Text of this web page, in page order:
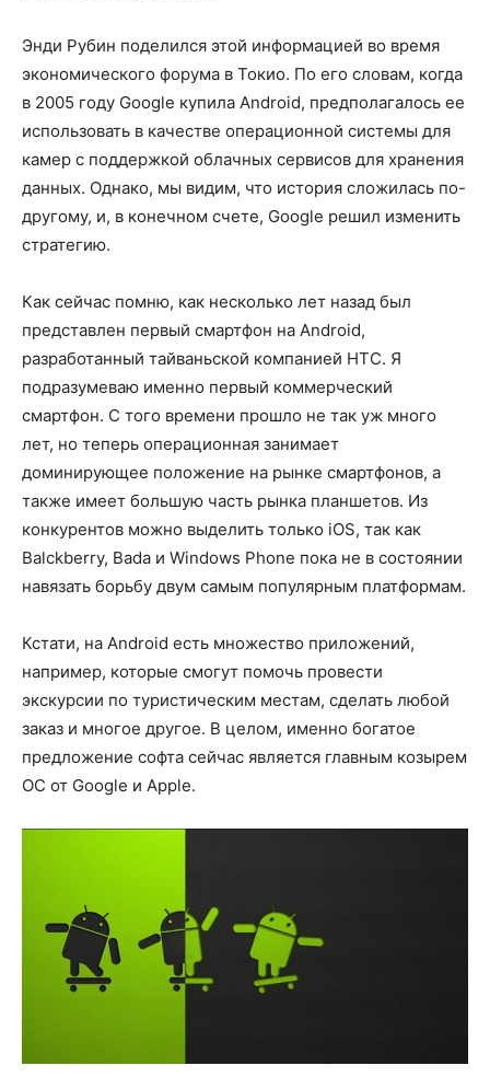
Энди Рубин поделился этой информацией во время
экономического форума в Токио. По его словам, когда
в 2005 году Google купила Android, предполагалось ее
использовать в качестве операционной системы для
камер с поддержкой облачных сервисов для хранения
данных. Однако, мы видим, что история сложилась по-
другому, и, в конечном счете, Google решил изменить
стратегию.
Как сейчас помню, как несколько лет назад был
представлен первый смартфон на Android,
разработанный тайваньской компанией HTC. Я
подразумеваю именно первый коммерческий
смартфон. С того времени прошло не так уж много
лет, но теперь операционная занимает
доминирующее положение на рынке смартфонов, а
также имеет большую часть рынка планшетов. Из
конкурентов можно выделить только iOS, так как
Balckberry, Bada и Windows Phone пока не в состоянии
навязать борьбу двум самым популярным платформам.
Кстати, на Android есть множество приложений,
например, которые смогут помочь провести
экскурсии по туристическим местам, сделать любой
заказ и многое другое. В целом, именно богатое
предложение софта сейчас является главным козырем
ОС от Google и Apple.